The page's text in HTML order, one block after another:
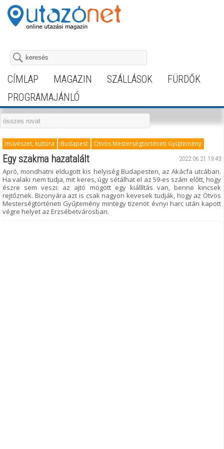
CÍMLAP MAGAZIN SZÁLLÁSOK
FÜRDŐK
PROGRAMAJÁNLÓ
művészet, kultúra Budapest Ötvös Mesterségtörténeti Gyűjtemény
2022.06.21 19:43
Egy szakma hazatalált
Apró, mondhatni eldugott kis helyiség Budapesten, az Akácfa utcában.
Ha valaki nem tudja, mit keres, úgy sétálhat el az 59-es szám előtt, hogy
észre sem veszi: az ajtó mögött egy kiállítás van, benne kincsek
rejtőznek. Bizonyára azt is csak nagyon kevesek tudják, hogy az Ötvös
Mesterségtörténeti Gyűjtemény mintegy tizenöt évnyi harc után kapott
végre helyet az Erzsébetvárosban.